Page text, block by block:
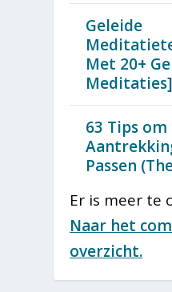
Geleide
Met 20+
Meditaties]
63 Tips om
Passen
Er is meer te
Naar het
overzicht.